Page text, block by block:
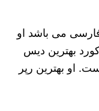
می باشد او
آهنگ برزخ در سال ۱۳۹۷ رکورد بهترین دیس
او بهترین رپر